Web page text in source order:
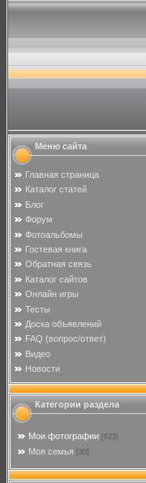
Меню сайта
Главная страница
Каталог статей
Блог
Форум
Фотоальбомы
Гостевая книга
Обратная связь
Каталог сайтов
Онлайн игры
Тесты
Доска объявлений
FAQ (вопрос/ответ)
Видео
Новости
Категории раздела
Мои фотографии [623]
Моя семья [30]